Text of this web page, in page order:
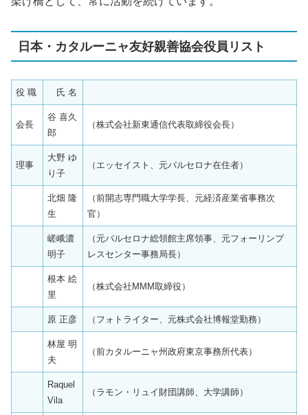
日本・カタルーニャ友好親善協会役員リスト
役 職 氏 名
会長
谷 喜久
郎
（株式会社新東通信代表取締役会長）
理事
大野 ゆ
り子
（エッセイスト、元バルセロナ在住者）
北畑 隆
生
（前開志専門職大学学長、元経済産業省事務次
官）
嵯峨濃
明子
（元バルセロナ総領館主席領事、元フォーリンプ
レスセンター事務局長）
根本 絵
里
（株式会社MMM取締役）
原 正彦 （フォトライター、元株式会社博報堂勤務）
林屋 明
夫
（前カタルーニャ州政府東京事務所代表）
Raquel
Vila
（ラモン・リュイ財団講師、大学講師）